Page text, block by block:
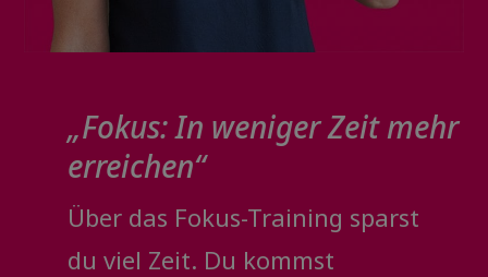
„Fokus: In weniger Zeit mehr
erreichen“
Über das Fokus-Training sparst
du viel Zeit. Du kommst